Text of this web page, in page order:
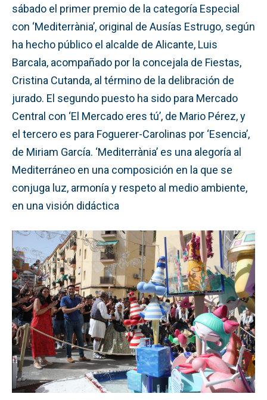
sábado el primer premio de la categoría Especial
con ‘Mediterrània’, original de Ausías Estrugo, según
ha hecho público el alcalde de Alicante, Luis
Barcala, acompañado por la concejala de Fiestas,
Cristina Cutanda, al término de la delibración de
jurado. El segundo puesto ha sido para Mercado
Central con ‘El Mercado eres tú’, de Mario Pérez, y
el tercero es para Foguerer-Carolinas por ‘Esencia’,
de Miriam García. ‘Mediterrània’ es una alegoría al
Mediterráneo en una composición en la que se
conjuga luz, armonía y respeto al medio ambiente,
en una visión didáctica